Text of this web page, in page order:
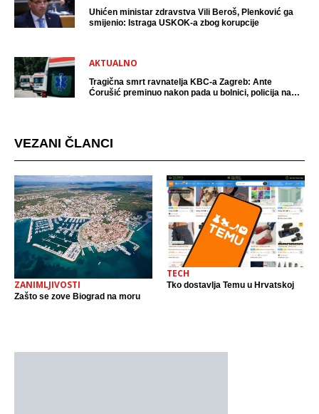
Uhićen ministar zdravstva Vili Beroš, Plenković ga
smijenio: Istraga USKOK-a zbog korupcije
AKTUALNO
Tragična smrt ravnatelja KBC-a Zagreb: Ante
Ćorušić preminuo nakon pada u bolnici, policija na
VEZANI ČLANCI
ZANIMLJIVOSTI
Zašto se zove Biograd na moru
TECH
Tko dostavlja Temu u Hrvatskoj